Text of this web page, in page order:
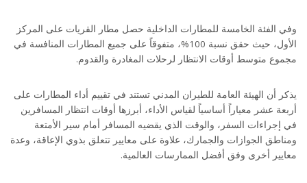
وفي الفئة الخامسة للمطارات الداخلية حصل مطار القريات على المركز
الأول، حيث حقق نسبة 100%، متفوقاً على جميع المطارات المنافسة في
مجموع متوسط أوقات الانتظار لرحلات المغادرة والقدوم.
يذكر أن الهيئة العامة للطيران المدني تستند في تقييم أداء المطارات على
أربعة عشر معياراً أساسياً لقياس الأداء، أبرزها أوقات انتظار المسافرين
في إجراءات السفر، والوقت الذي يقضيه المسافر أمام سير الأمتعة
ومناطق الجوازات والجمارك، علاوة على معايير تتعلق بذوي الإعاقة، وعدة
معايير أخرى وفق أفضل الممارسات العالمية.